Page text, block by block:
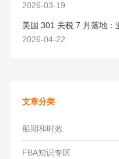
2026-03-19
2026-04-22
文章分类
船期和时效
FBA知识专区